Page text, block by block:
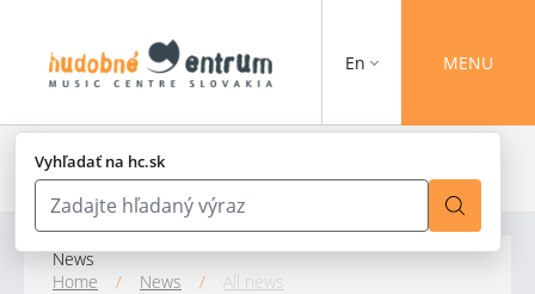
Vyhľadať na hc.sk
En MENU
News
Home
/ News / All news